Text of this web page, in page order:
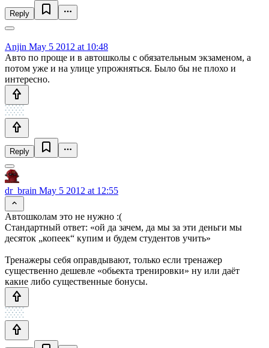
Reply
Anjin May 5 2012 at 10:48
Авто по проще и в автошколы с обязательным экзаменом, а
потом уже и на улице упрожняться. Было бы не плохо и
интересно.
Reply
dr_brain May 5 2012 at 12:55
Автошколам это не нужно :(
Стандартный ответ: «ой да зачем, да мы за эти деньги мы
десяток „копеек“ купим и будем студентов учить»
Тренажеры себя оправдывают, только если тренажер
существенно дешевле «обьекта тренировки» ну или даёт
какие либо существенные бонусы.